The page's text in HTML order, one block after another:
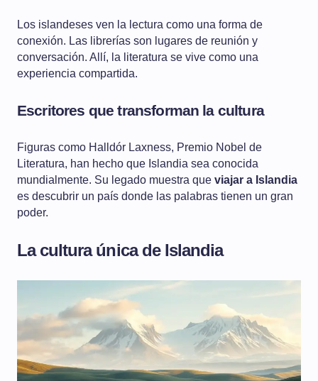
Los islandeses ven la lectura como una forma de
conexión. Las librerías son lugares de reunión y
conversación. Allí, la literatura se vive como una
experiencia compartida.
Escritores que transforman la cultura
Figuras como Halldór Laxness, Premio Nobel de
Literatura, han hecho que Islandia sea conocida
mundialmente. Su legado muestra que viajar a Islandia
es descubrir un país donde las palabras tienen un gran
poder.
La cultura única de Islandia